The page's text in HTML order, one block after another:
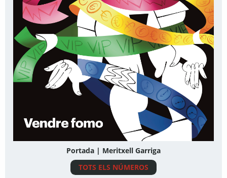
Portada | Meritxell Garriga
TOTS ELS NÚMEROS